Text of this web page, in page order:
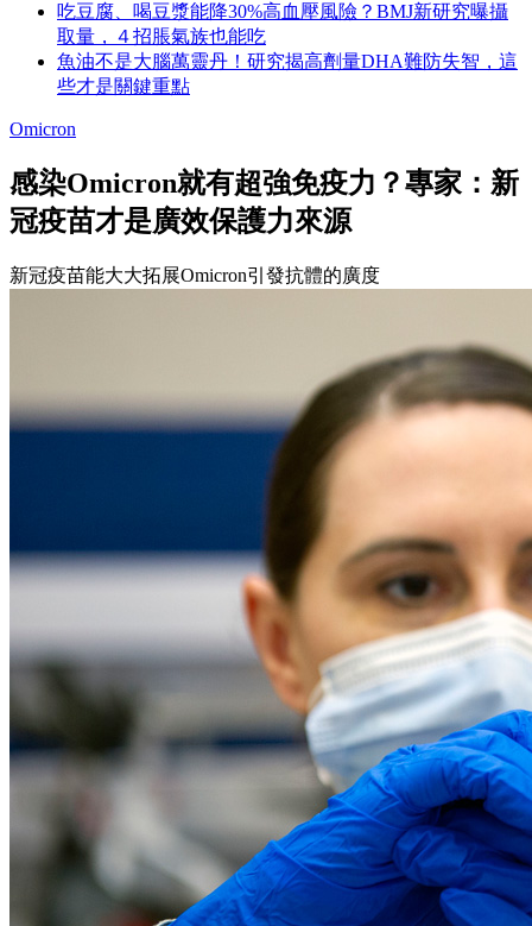
吃豆腐、喝豆漿能降30%高血壓風險？BMJ新研究曝攝
取量，４招脹氣族也能吃
魚油不是大腦萬靈丹！研究揭高劑量DHA難防失智，這
些才是關鍵重點
Omicron
感染Omicron就有超強免疫力？專家：新
冠疫苗才是廣效保護力來源
新冠疫苗能大大拓展Omicron引發抗體的廣度